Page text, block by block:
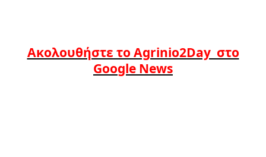
Ακολουθήστε το Agrinio2Day στο
Google News